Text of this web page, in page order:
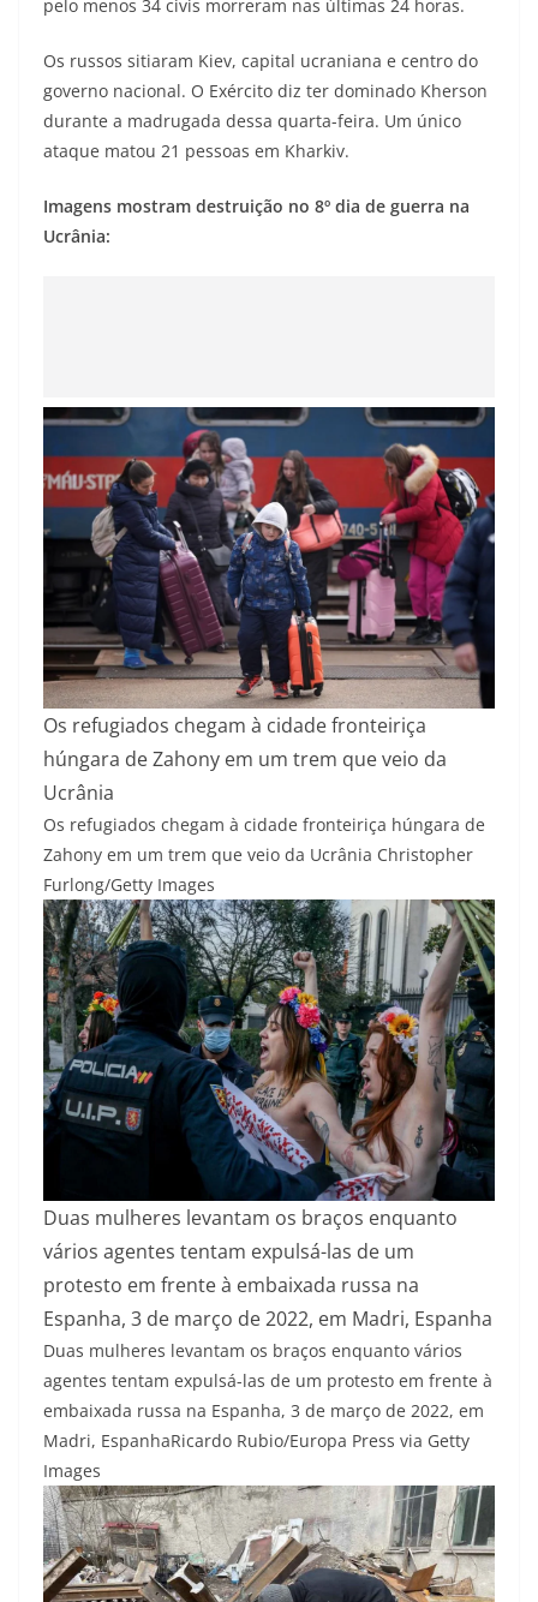
pelo menos 34 civis morreram nas últimas 24 horas.
Os russos sitiaram Kiev, capital ucraniana e centro do
governo nacional. O Exército diz ter dominado Kherson
durante a madrugada dessa quarta-feira. Um único
ataque matou 21 pessoas em Kharkiv.
Imagens mostram destruição no 8º dia de guerra na
Ucrânia:
Os refugiados chegam à cidade fronteiriça
húngara de Zahony em um trem que veio da
Ucrânia
Os refugiados chegam à cidade fronteiriça húngara de
Zahony em um trem que veio da Ucrânia Christopher
Furlong/Getty Images
Duas mulheres levantam os braços enquanto
vários agentes tentam expulsá-las de um
protesto em frente à embaixada russa na
Espanha, 3 de março de 2022, em Madri, Espanha
Duas mulheres levantam os braços enquanto vários
agentes tentam expulsá-las de um protesto em frente à
embaixada russa na Espanha, 3 de março de 2022, em
Madri, EspanhaRicardo Rubio/Europa Press via Getty
Images